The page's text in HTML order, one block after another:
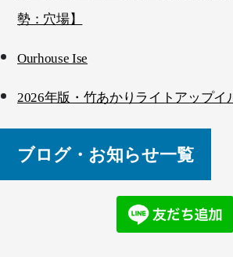
勢：穴場】
Ourhouse Ise
2026年版・竹あかりライトアップイ
ブログ・お知らせ一覧